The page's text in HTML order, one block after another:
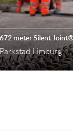
Parkstad Limburg